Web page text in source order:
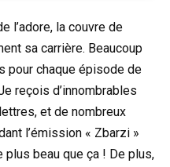
l’adore, la couvre de
sa carrière. Beaucoup
pour chaque épisode de
reçois d’innombrables
et de nombreux
l’émission « Zbarzi »
plus beau que ça ! De plus,